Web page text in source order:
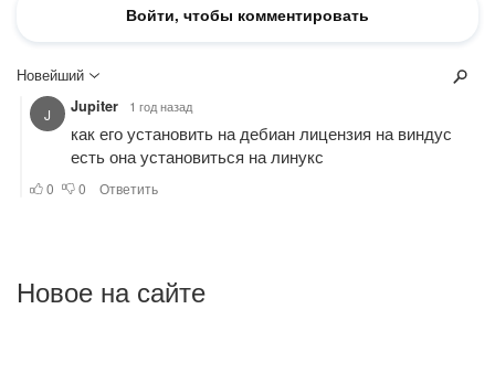
Новое на сайте